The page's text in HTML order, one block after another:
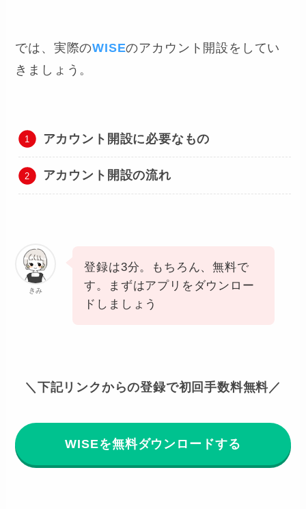
では、実際のWISEのアカウント開設をしてい
きましょう。
アカウント開設に必要なもの
アカウント開設の流れ
きみ
登録は3分。もちろん、無料で
す。まずはアプリをダウンロー
ドしましょう
＼下記リンクからの登録で初回手数料無料／
WISEを無料ダウンロードする